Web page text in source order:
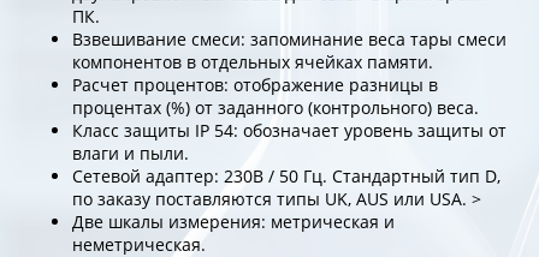
ПК.
Взвешивание смеси: запоминание веса тары смеси
компонентов в отдельных ячейках памяти.
Расчет процентов: отображение разницы в
процентах (%) от заданного (контрольного) веса.
Класс защиты IP 54: обозначает уровень защиты от
влаги и пыли.
Сетевой адаптер: 230В / 50 Гц. Стандартный тип D,
по заказу поставляются типы UK, AUS или USA. >
Две шкалы измерения: метрическая и
неметрическая.